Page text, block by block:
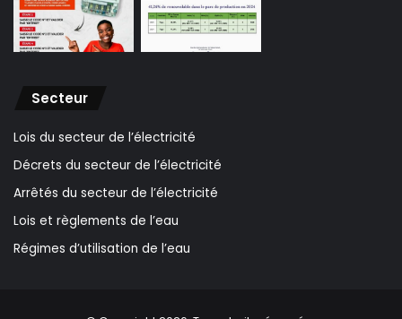
Secteur
Lois du secteur de l’électricité
Décrets du secteur de l’électricité
Arrêtés du secteur de l’électricité
Lois et règlements de l’eau
Régimes d’utilisation de l’eau